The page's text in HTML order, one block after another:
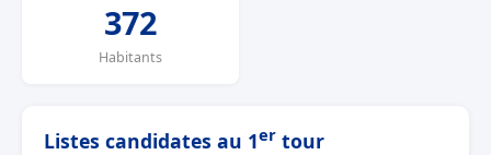
372
Habitants
Listes candidates au 1er tour